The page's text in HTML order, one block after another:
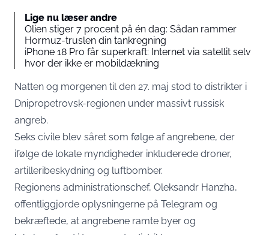
Lige nu læser andre
Olien stiger 7 procent på én dag: Sådan rammer
Hormuz-truslen din tankregning
iPhone 18 Pro får superkraft: Internet via satellit selv
hvor der ikke er mobildækning
Natten og morgenen til den 27. maj stod to distrikter i
Dnipropetrovsk-regionen under massivt russisk
angreb.
Seks civile blev såret som følge af angrebene, der
ifølge de lokale myndigheder inkluderede droner,
artilleribeskydning og luftbomber.
Regionens administrationschef, Oleksandr Hanzha,
offentliggjorde oplysningerne på Telegram og
bekræftede, at angrebene ramte byer og